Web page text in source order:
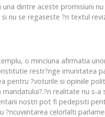
una dintre aceste promisiuni
nu se regaseste ?n textul
o minciuna afirmatia
restr?nge imunitatea
pentru ?voturile si opiniile
mandatului?.?n realitate nu s-a
nostri pot fi pedepsiti
?ncuviintarea celorlalti